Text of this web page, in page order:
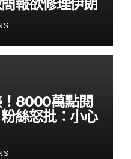
報欲修理伊朗
8000萬點閱
絲怒批：小心